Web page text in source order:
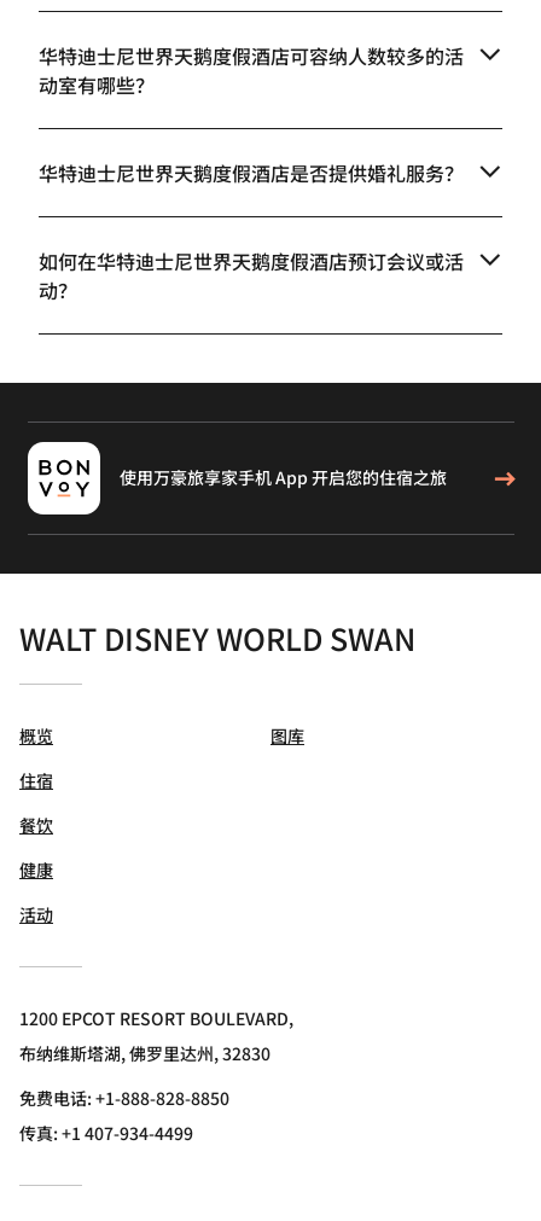
华特迪士尼世界天鹅度假酒店可容纳人数较多的活
动室有哪些？
华特迪士尼世界天鹅度假酒店是否提供婚礼服务？
如何在华特迪士尼世界天鹅度假酒店预订会议或活
动？
使用万豪旅享家手机 App 开启您的住宿之旅
WALT DISNEY WORLD SWAN
概览
住宿
餐饮
健康
活动
图库
1200 EPCOT RESORT BOULEVARD,
布纳维斯塔湖, 佛罗里达州, 32830
免费电话:+1-888-828-8850
传真:+1 407-934-4499